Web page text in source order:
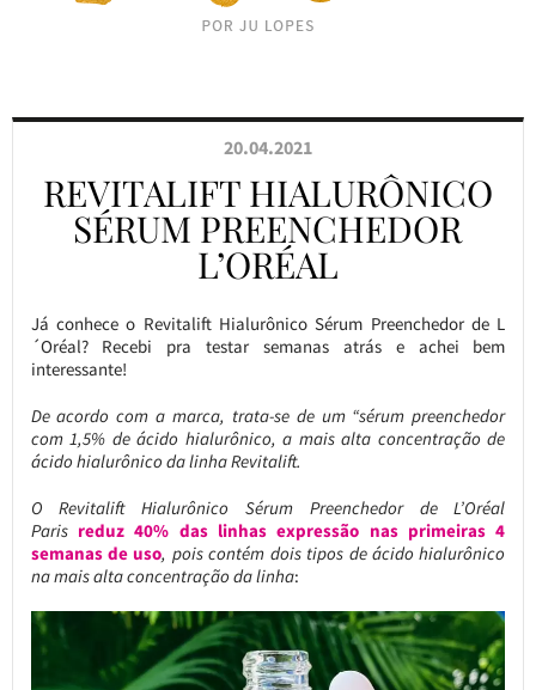
20.04.2021
REVITALIFT HIALURÔNICO
SÉRUM PREENCHEDOR
L’ORÉAL
Já conhece o Revitalift Hialurônico Sérum Preenchedor de L
´Oréal? Recebi pra testar semanas atrás e achei bem
interessante!
De acordo com a marca, trata-se de um “sérum preenchedor
com 1,5% de ácido hialurônico, a mais alta concentração de
ácido hialurônico da linha Revitalift.
O Revitalift Hialurônico Sérum Preenchedor de L’Oréal
Paris reduz 40% das linhas expressão nas primeiras 4
semanas de uso, pois contém dois tipos de ácido hialurônico
na mais alta concentração da linha: